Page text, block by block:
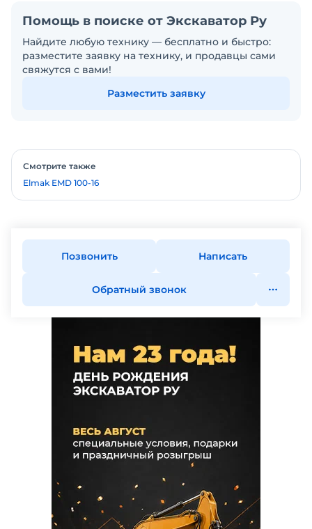
Помощь в поиске от Экскаватор Ру
Найдите любую технику — бесплатно и быстро:
разместите заявку на технику, и продавцы сами
свяжутся с вами!
Разместить заявку
Смотрите также
Elmak EMD 100-16
Позвонить Написать
Обратный звонок